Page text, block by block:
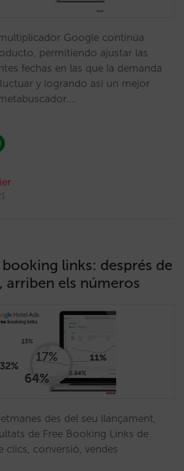
Google continúa
permitiendo ajustar las
fechas en las que la demanda
y logrando así un mejor
links: després de
arriben els números
des del seu llançament,
de Free Booking Links de
clics, conversió, vendes